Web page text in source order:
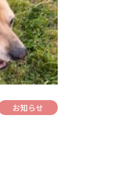
お知らせ